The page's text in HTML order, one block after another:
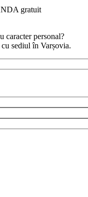
gratuit
caracter personal?
sediul în Varșovia.